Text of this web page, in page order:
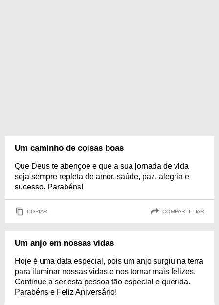
Um caminho de coisas boas
Que Deus te abençoe e que a sua jornada de vida
seja sempre repleta de amor, saúde, paz, alegria e
sucesso. Parabéns!
COPIAR COMPARTILHAR
Um anjo em nossas vidas
Hoje é uma data especial, pois um anjo surgiu na terra
para iluminar nossas vidas e nos tornar mais felizes.
Continue a ser esta pessoa tão especial e querida.
Parabéns e Feliz Aniversário!